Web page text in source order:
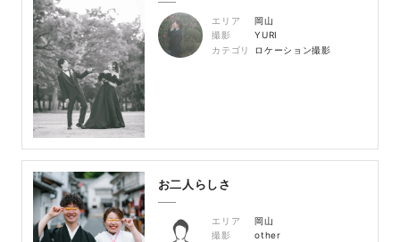
エリア
岡山
撮影
YURI
カテゴリ
ロケーション撮影
お二人らしさ
エリア
岡山
撮影
other